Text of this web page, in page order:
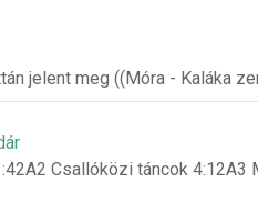
jelent meg ((Móra - Kaláka
Csallóközi táncok